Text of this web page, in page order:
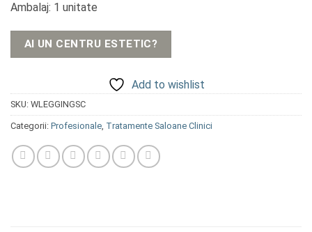
Ambalaj: 1 unitate
AI UN CENTRU ESTETIC?
Add to wishlist
SKU: WLEGGINGSC
Categorii: Profesionale Tratamente Saloane Clinici